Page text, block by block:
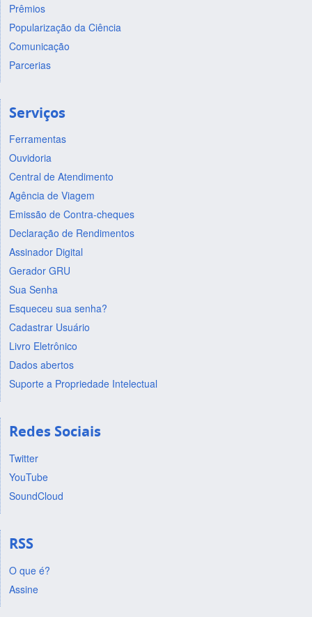
Prêmios
Popularização da Ciência
Comunicação
Parcerias
Serviços
Ferramentas
Ouvidoria
Central de Atendimento
Agência de Viagem
Emissão de Contra-cheques
Declaração de Rendimentos
Assinador Digital
Gerador GRU
Sua Senha
Esqueceu sua senha?
Cadastrar Usuário
Livro Eletrônico
Dados abertos
Suporte a Propriedade Intelectual
Redes Sociais
Twitter
YouTube
SoundCloud
RSS
O que é?
Assine